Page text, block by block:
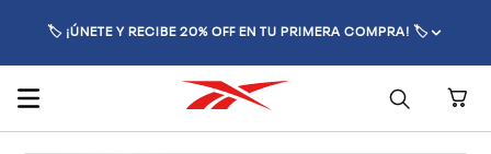
🏷️ ¡ÚNETE Y RECIBE 20% OFF EN TU PRIMERA COMPRA! 🏷️